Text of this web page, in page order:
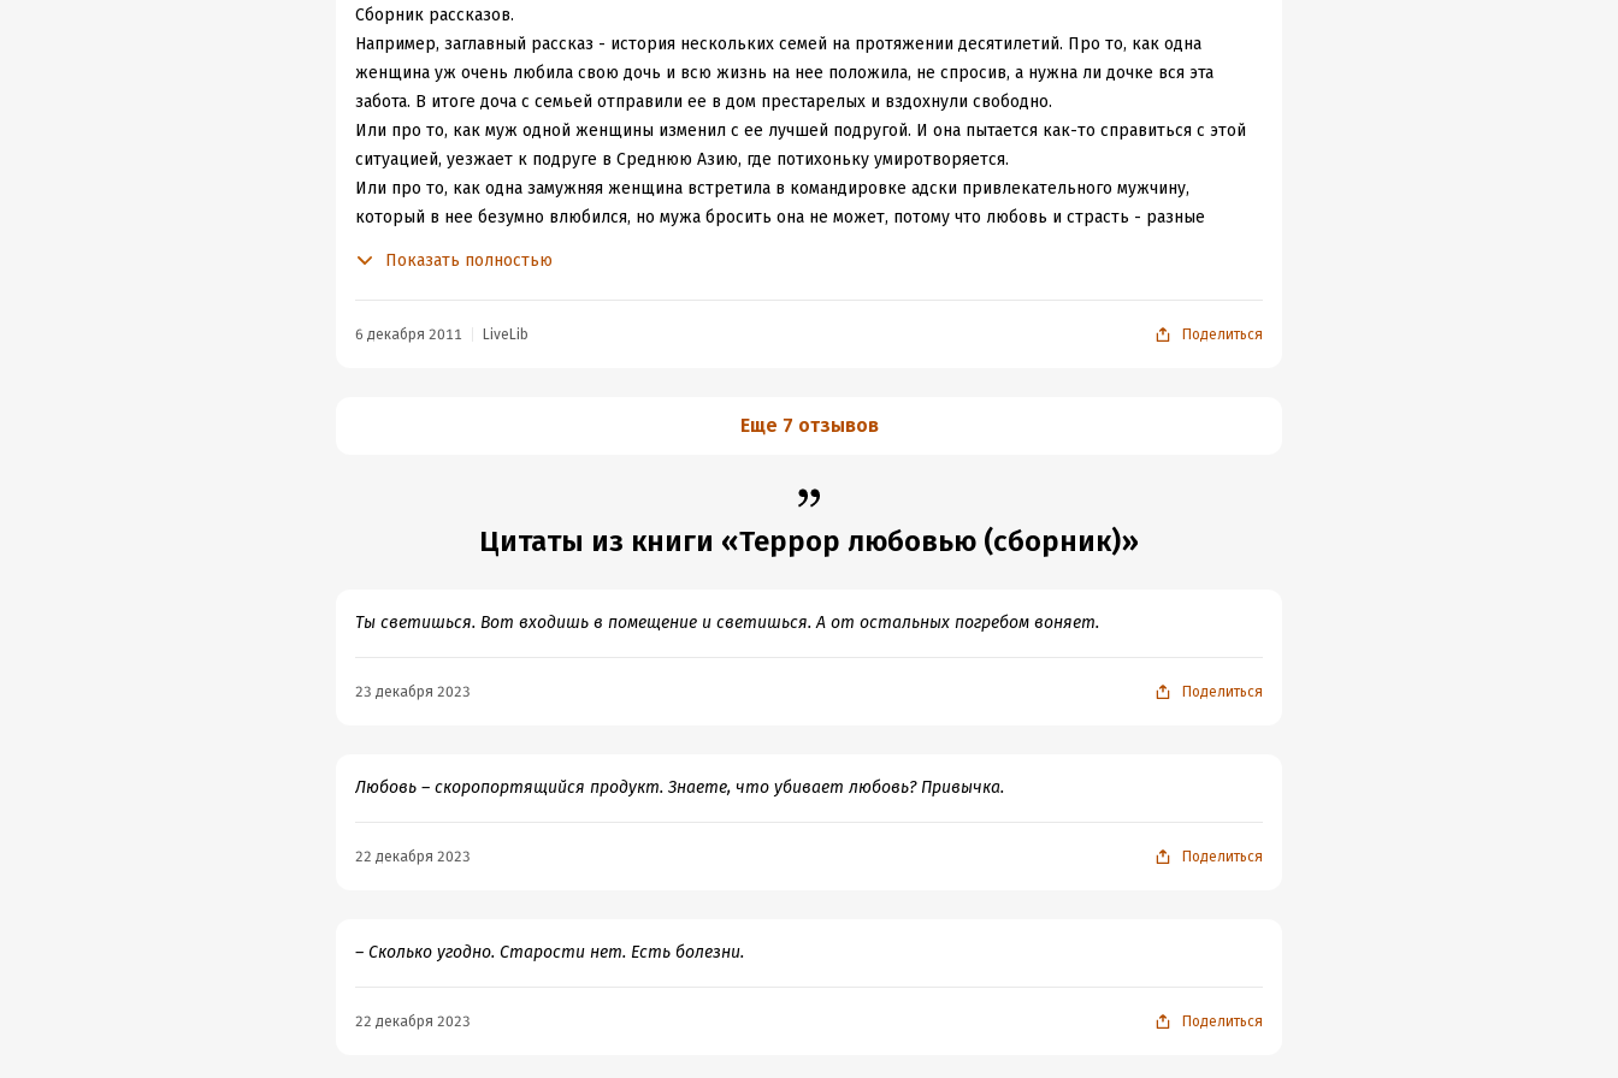
искусственный способ приобретения опыта и житейской мудрости. Главное при этом уметь учиться на чужих
ошибках, которые хоть и книжные, но явно имеющие под собой реальную подоплеку, действительных
прототипов.
Очередное погружение в прозу Виктории Токаревой прошло успешно. Пришлось к месту и ко времени. А
все-таки приятно читать книгу под настроение, когда струны души настроены точно под чуткие
прикосновения конкретного писателя. Невероятное удовольствие!
Сборник рассказов.
Например, заглавный рассказ - история нескольких семей на протяжении десятилетий. Про то, как одна
женщина уж очень любила свою дочь и всю жизнь на нее положила, не спросив, а нужна ли дочке вся эта
забота. В итоге доча с семьей отправили ее в дом престарелых и вздохнули свободно.
Или про то, как муж одной женщины изменил с ее лучшей подругой. И она пытается как-то справиться с этой
ситуацией, уезжает к подруге в Среднюю Азию, где потихоньку умиротворяется.
Или про то, как одна замужняя женщина встретила в командировке адски привлекательного мужчину,
который в нее безумно влюбился, но мужа бросить она не может, потому что любовь и страсть - разные
Показать полностью
6 декабря 2011 LiveLib Поделиться
Еще 7 отзывов
Цитаты из книги «Террор любовью (сборник)»
Ты светишься. Вот входишь в помещение и светишься. А от остальных погребом воняет.
23 декабря 2023 Поделиться
Любовь – скоропортящийся продукт. Знаете, что убивает любовь? Привычка.
22 декабря 2023 Поделиться
– Сколько угодно. Старости нет. Есть болезни.
22 декабря 2023 Поделиться